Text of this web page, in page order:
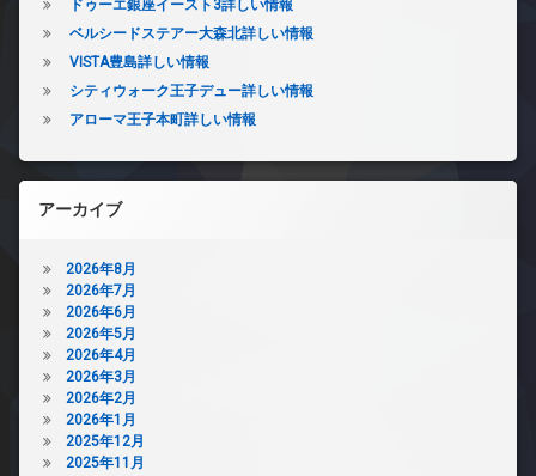
ドゥーエ銀座イースト3詳しい情報
ベルシードステアー大森北詳しい情報
VISTA豊島詳しい情報
シティウォーク王子デュー詳しい情報
アローマ王子本町詳しい情報
アーカイブ
2026年8月
2026年7月
2026年6月
2026年5月
2026年4月
2026年3月
2026年2月
2026年1月
2025年12月
2025年11月